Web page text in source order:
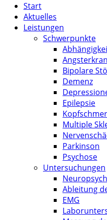
Start
Aktuelles
Leistungen
Schwerpunkte
Bipolare
Demenz
Epilepsie
Multiple
Parkinson
Psychose
Untersuchungen
Ableitung
EMG